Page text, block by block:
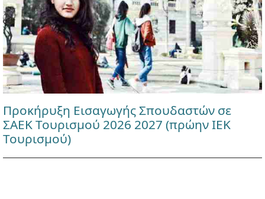
Προκήρυξη Εισαγωγής Σπουδαστών σε
ΣΑΕΚ Τουρισμού 2026 2027 (πρώην ΙΕΚ
Τουρισμού)